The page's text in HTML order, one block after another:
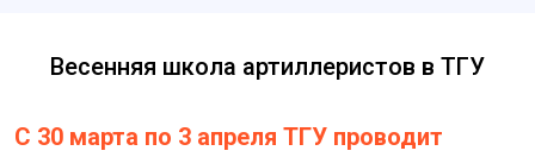
Весенняя школа артиллеристов в ТГУ
С 30 марта по 3 апреля ТГУ проводит